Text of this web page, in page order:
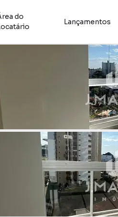
do
Lançamentos